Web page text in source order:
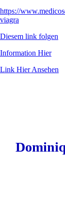
https://
viagra
Diesem link folgen
Information Hier
Link Hier Ansehen